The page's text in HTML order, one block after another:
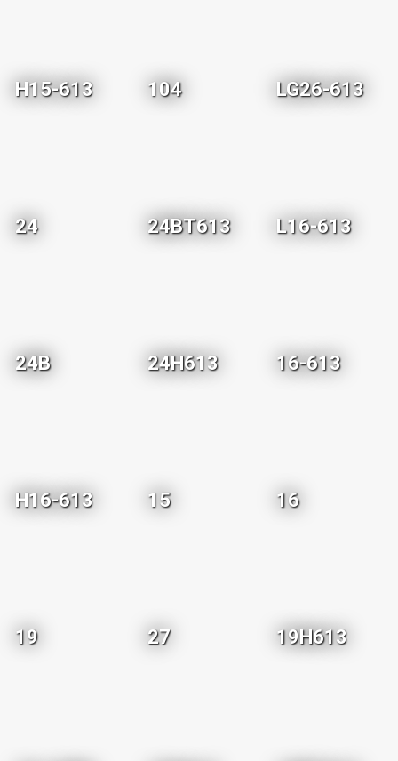
H15-613 104 LG26-613
24 24BT613 L16-613
24B 24H613 16-613
H16-613 15 16
19 27 19H613